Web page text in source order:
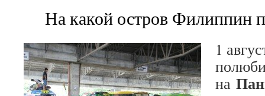
На какой остров Филиппин
1
на